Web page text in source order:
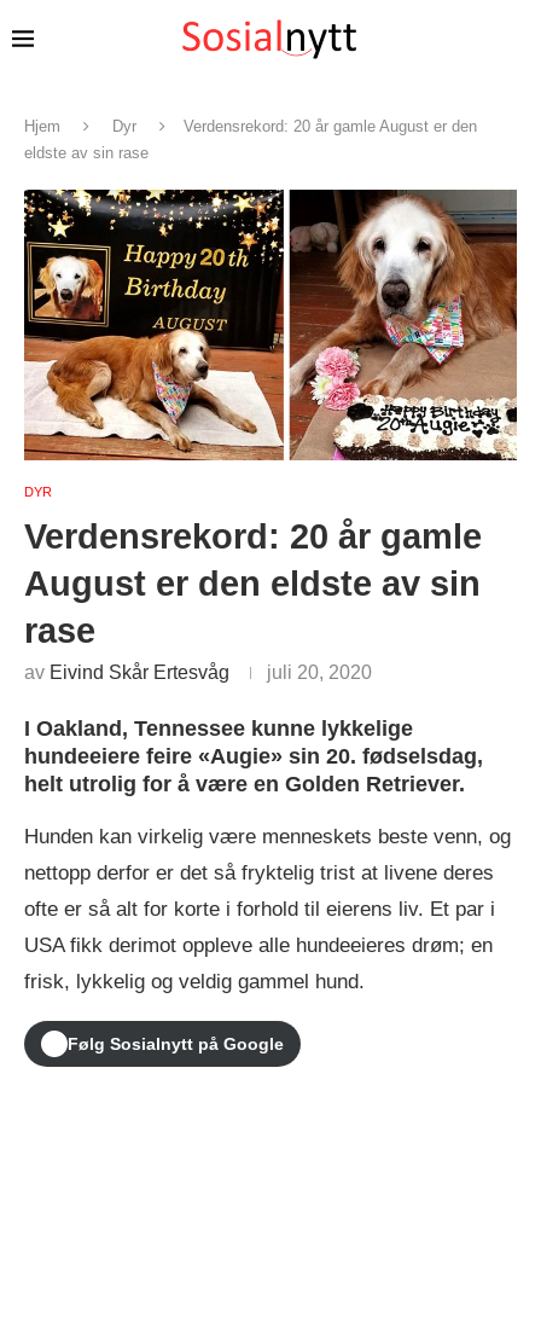
Hjem Dyr
Verdensrekord: 20 år gamle August er den
eldste av sin rase
DYR
Verdensrekord: 20 år gamle
August er den eldste av sin
rase
av Eivind Skår Ertesvåg juli 20, 2020
I Oakland, Tennessee kunne lykkelige
hundeeiere feire «Augie» sin 20. fødselsdag,
helt utrolig for å være en Golden Retriever.
Hunden kan virkelig være menneskets beste venn, og
nettopp derfor er det så fryktelig trist at livene deres
ofte er så alt for korte i forhold til eierens liv. Et par i
USA fikk derimot oppleve alle hundeeieres drøm; en
frisk, lykkelig og veldig gammel hund.
Følg Sosialnytt på Google